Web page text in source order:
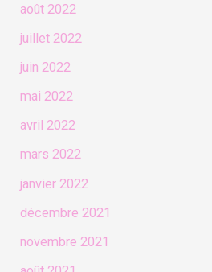
août 2022
juillet 2022
juin 2022
mai 2022
avril 2022
mars 2022
janvier 2022
décembre 2021
novembre 2021